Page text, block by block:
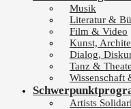
Musik
Literatur &
Film & Video
Kunst,
Dialog,
Tanz &
Wissenschaft
Artists